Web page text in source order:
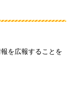
を広報することを